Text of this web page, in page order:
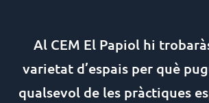
Al CEM El Papiol hi
varietat d’espais per què
qualsevol de les pràctiques